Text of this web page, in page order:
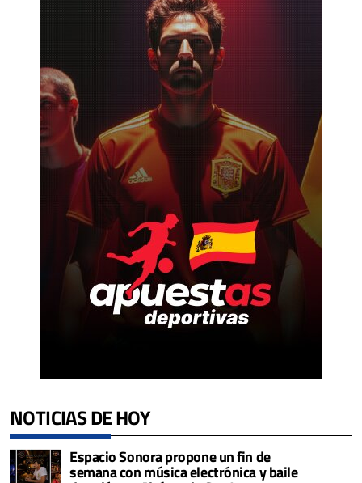
NOTICIAS DE HOY
Espacio Sonora propone un fin de
semana con música electrónica y baile